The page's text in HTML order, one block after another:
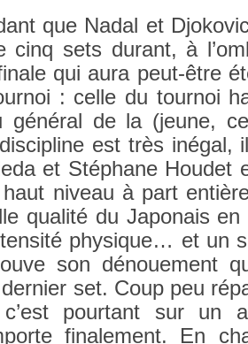
que Nadal et
cinq sets durant, à
qui aura peut-être
: celle du tour­noi
général de la (jeune,
est très inégal,
et Stéphane Houdet
niveau à part
qualité du Japonais
physique… et un
son dénoue­ment
set. Coup peu
c’est pour­tant sur un
fin­ale­ment. En